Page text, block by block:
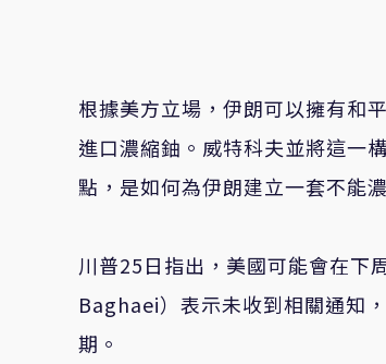
根據美方立場，伊朗可以擁有和
進口濃縮鈾。威特科夫並將這一
點，是如何為伊朗建立一套不能
川普25日指出，美國可能會在下
Baghaei）表示未收到相關通知
期。